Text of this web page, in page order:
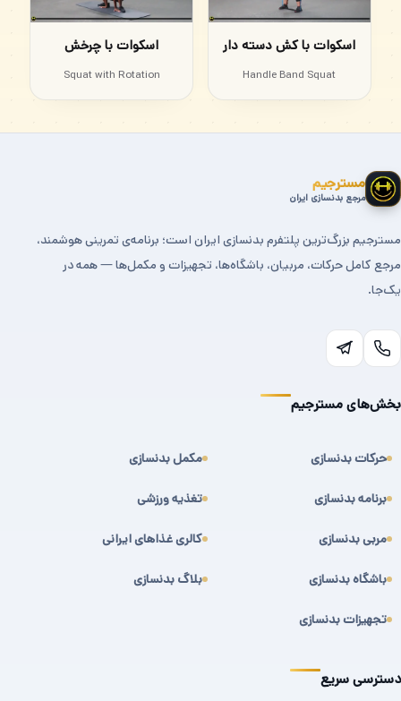
اسکوات با کش دسته دار
Handle Band Squat
اسکوات با چرخش
Squat with Rotation
مسترجیم
مرجع بدنسازی ایران
مسترجیم بزرگ‌ترین پلتفرم بدنسازی ایران است؛ برنامه‌ی تمرینی هوشمند،
مرجع کامل حرکات، مربیان، باشگاه‌ها، تجهیزات و مکمل‌ها — همه در
یک‌جا.
بخش‌های مسترجیم
حرکات بدنسازی
برنامه بدنسازی
مربی بدنسازی
باشگاه بدنسازی
تجهیزات بدنسازی
مکمل بدنسازی
تغذیه ورزشی
کالری غذاهای ایرانی
بلاگ بدنسازی
دسترسی سریع